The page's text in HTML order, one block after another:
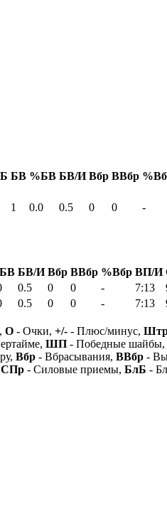
БВ %БВ БВ/И Вбр ВВбр
1 0.0 0.5 0 0 -
БВ/И Вбр ВВбр %Вбр ВП/И
0.5 0 0 - 7:13
0.5 0 0 - 7:13
О - Очки, +/- - Плюс/минус,
ШП - Победные шайбы,
Вбр - Вбрасывания, ВВбр -
СПр - Силовые приемы, БлБ -